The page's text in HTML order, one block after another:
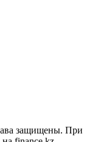
защищены. При